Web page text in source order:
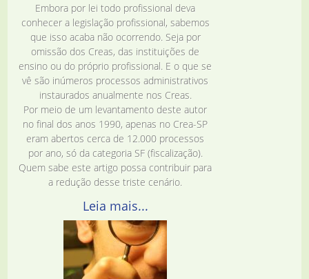
Embora por lei todo profissional deva
conhecer a legislação profissional, sabemos
que isso acaba não ocorrendo. Seja por
omissão dos Creas, das instituições de
ensino ou do próprio profissional. E o que se
vê são inúmeros processos administrativos
instaurados anualmente nos Creas.
Por meio de um levantamento deste autor
no final dos anos 1990, apenas no Crea-SP
eram abertos cerca de 12.000 processos
por ano, só da categoria SF (fiscalização).
Quem sabe este artigo possa contribuir para
a redução desse triste cenário.
Leia mais...